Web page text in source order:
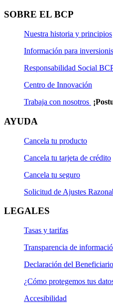
Monto a enviar.
Mínimo: S/ 12 ó US$ 4
Máximo: S/ 700 ó US$
Internet
SOBRE EL BCP
Nuestra historia y principios
Información para
Responsabilidad Social
Centro de Innovación
Trabaja con nosotros
AYUDA
Cancela tu producto
Cancela tu tarjeta de crédito
Cancela tu seguro
Solicitud de Ajustes
LEGALES
Tasas y tarifas
Transparencia de
Declaración del
¿Cómo protegemos tus
Accesibilidad